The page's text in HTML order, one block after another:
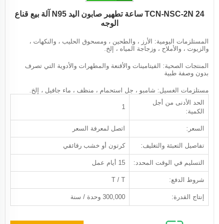
TCN-NSC-2N 24 ساعة تطهير صابون اليد N95 آلة بيع قناع
الوجه
المستلزمات اليومية: الأرز ، والطحين ، ومسحوق الحليب ، والنكهات ،
والزيوت ، والأملاح ، وزجاجة المياه ، إلخ.
المنتجات الصحية: الفيتامينات والأقنعة والمطهرات والأدوية التي تصرف
بدون وصفة طبية
مستلزمات الغسيل: شامبو ، جل استحمام ، منظف ، ماء جافيل ، إلخ.
الحد الأدنى من أجل
الكمية:
1
السعر: اتصل لمعرفة السعر
تفاصيل التعبئة والتغليف: كرتون أو خشب رقائقي
التسليم في الوقت المحدد: 15 أيام عمل
شروط الدفع: T / T
إنتاج القدرة: 300,000 وحدة / سنة